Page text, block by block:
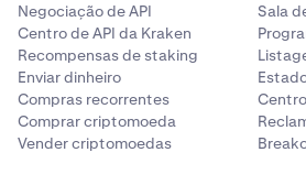
Negociação de API
Centro de API da Kraken
Recompensas de staking
Enviar dinheiro
Compras recorrentes
Comprar criptomoeda
Vender criptomoedas
Sala